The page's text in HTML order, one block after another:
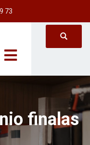
73
finalas